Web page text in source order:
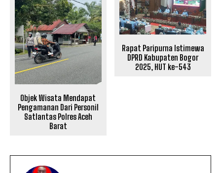
Objek Wisata Mendapat
Pengamanan Dari Personil
Satlantas Polres Aceh
Barat
Rapat Paripurna Istimewa
DPRD Kabupaten Bogor
2025, HUT ke-543